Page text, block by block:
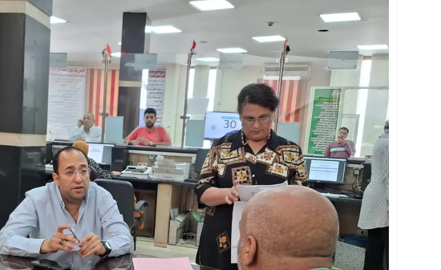
حريق مفاجئ يهز مستشفى التأمين الصحي بمدينة نصر .. والمعاينة تكشف السبب المبدئي والحماية المدنية تمنع امتداد
الأنصاري يقود جولة ميدانية حاسمة بالجيزة .. إزالة فورية لمخالفات البناء والتعديات على الأراضي الزراعية وقرارات